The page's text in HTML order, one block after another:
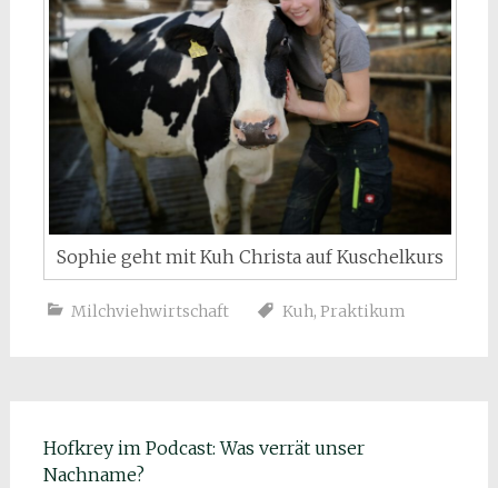
Sophie geht mit Kuh Christa auf Kuschelkurs
Milchviehwirtschaft Kuh, Praktikum
Hofkrey im Podcast: Was verrät unser
Nachname?